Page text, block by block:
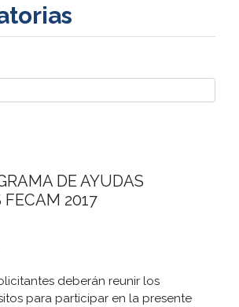
DE AYUDAS
FECAM 2017
deberán reunir los
para participar en la presente